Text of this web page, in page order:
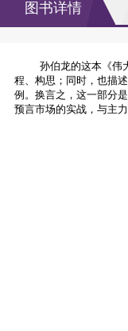
图书详情
孙伯龙的这本《伟大
程、构思；同时，也描
例。换言之，这一部分
预言市场的实战，与主